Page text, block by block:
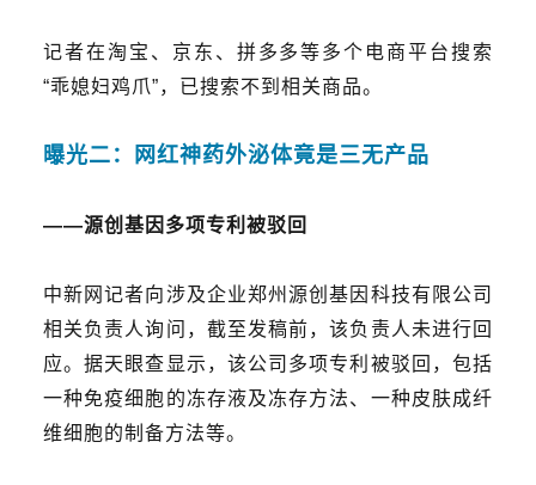
记者在淘宝、京东、拼多多等多个电商平台搜索
“乖媳妇鸡爪”，已搜索不到相关商品。
曝光二：网红神药外泌体竟是三无产品
——源创基因多项专利被驳回
中新网记者向涉及企业郑州源创基因科技有限公司
相关负责人询问，截至发稿前，该负责人未进行回
应。据天眼查显示，该公司多项专利被驳回，包括
一种免疫细胞的冻存液及冻存方法、一种皮肤成纤
维细胞的制备方法等。